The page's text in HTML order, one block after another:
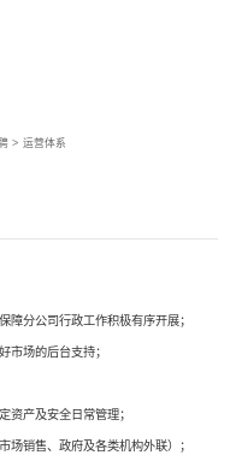
> 运营体系
障分公司行政工作积极有序开展；
市场的后台支持；
资产及安全日常管理；
场销售、政府及各类机构外联）；